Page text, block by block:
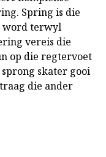
Spring is die
word terwyl
vereis die
op die regtervoet
skater gooi
die ander